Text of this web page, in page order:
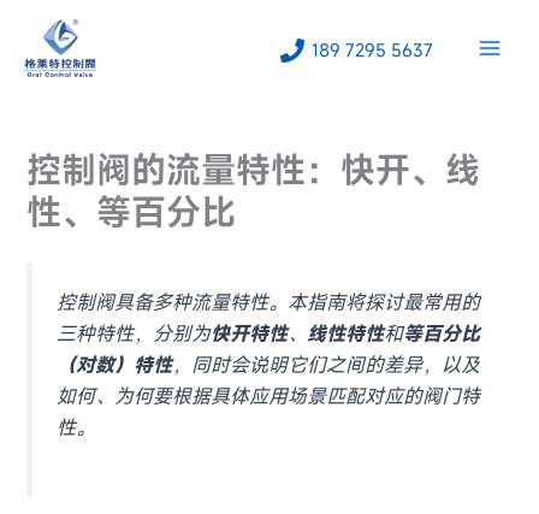
189 7295 5637
控制阀的流量特性：快开、线
性、等百分比
控制阀具备多种流量特性。本指南将探讨最常用的
三种特性，分别为快开特性、 线性特性和等百分比
（对数）特性，同时会说明它们之间的差异，以及
如何、为何要根据具体应用场景匹配对应的阀门特
性。